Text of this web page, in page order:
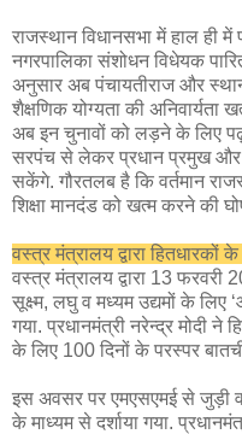
राजस्थान विधानसभा में हाल ही
नगरपालिका संशोधन विधेयक
अनुसार अब पंचायतीराज और
शैक्षणिक योग्यता की अनिवार्यता
अब इन चुनावों को लड़ने के लिए
सरपंच से लेकर प्रधान प्रमुख और
सकेंगे. गौरतलब है कि वर्तमान
शिक्षा मानदंड को खत्म करने की
वस्त्र मंत्रालय द्वारा हितधारकों
वस्‍त्र मंत्रालय द्वारा 13 फरवरी
सूक्ष्‍म, लघु व मध्‍यम उद्यमों के लिए
गया. प्रधानमंत्री नरेन्‍द्र मोदी ने
के लिए 100 दिनों के परस्‍पर
इस अवसर पर एमएसएमई से जुड़ी
के माध्‍यम से दर्शाया गया.